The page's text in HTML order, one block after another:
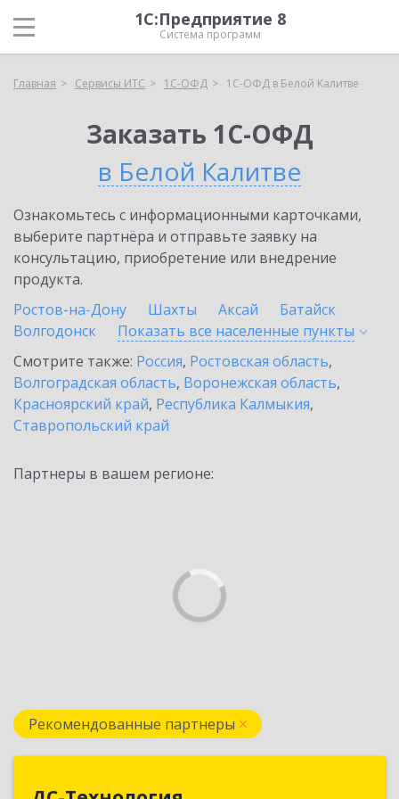
1С:Предприятие 8
Система программ
Главная Сервисы ИТС 1С-ОФД 1С-ОФД в Белой Калитве
Заказать 1С-ОФД
в Белой Калитве
Ознакомьтесь с информационными карточками,
выберите партнёра и отправьте заявку на
консультацию, приобретение или внедрение
продукта.
Ростов-на-Дону
Шахты Аксай
Батайск
Волгодонск
Показать все населенные пункты
Смотрите также: Россия, Ростовская область,
Волгоградская область, Воронежская область,
Красноярский край, Республика Калмыкия,
Ставропольский край
Партнеры в вашем регионе:
Рекомендованные партнеры